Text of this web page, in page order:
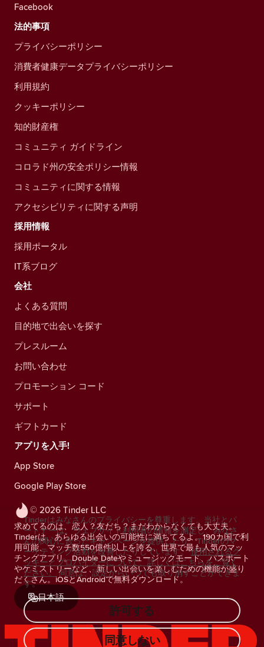
© 2026 Tinder LLC
求めてるのは、恋人？友だち？まだわからなくても大丈夫。
Tinderは、あらゆる出会いの可能性に満ちてるよ。190カ国で利
用可能、マッチ数550億件以上を誇る、世界で最も人気のマッ
チングアプリ。Double Dateやミュージックモード、パスポート
やケミストリーなど、新しい出会いを楽しむための機能が盛り
だくさん。iOSとAndroidで無料ダウンロード。
日本語
Facebook
法的事項
プライバシーポリシー
消費者健康データプライバシーポリシー
利用規約
クッキーポリシー
知的財産権
コミュニティ ガイドライン
コロラド州の安全ポリシー情報
コミュニティに関する情報
アクセシビリティに関する声明
採用情報
採用ポータル
IT系ブログ
会社
よくある質問
目的地で出会いを探す
プレスルーム
お問い合わせ
プロモーション コード
サポート
ギフトカード
アプリを入手!
App Store
Google Play Store
Tinderはみなさんのプライバシーを尊重します。当社とパ
ートナーは、ウェブサイト利用者の情報を測定し、みなさ
んの関心に合ったキャンペーンを提供したり、Tinderのマ
ーケティング活動を改善したりしています。 使用されるク
ッキーとプロバイダーについて、詳しくはこちらをご覧く
ださい。 同意は、設定からいつでも取り消すことができま
す。
許可する
同意しない